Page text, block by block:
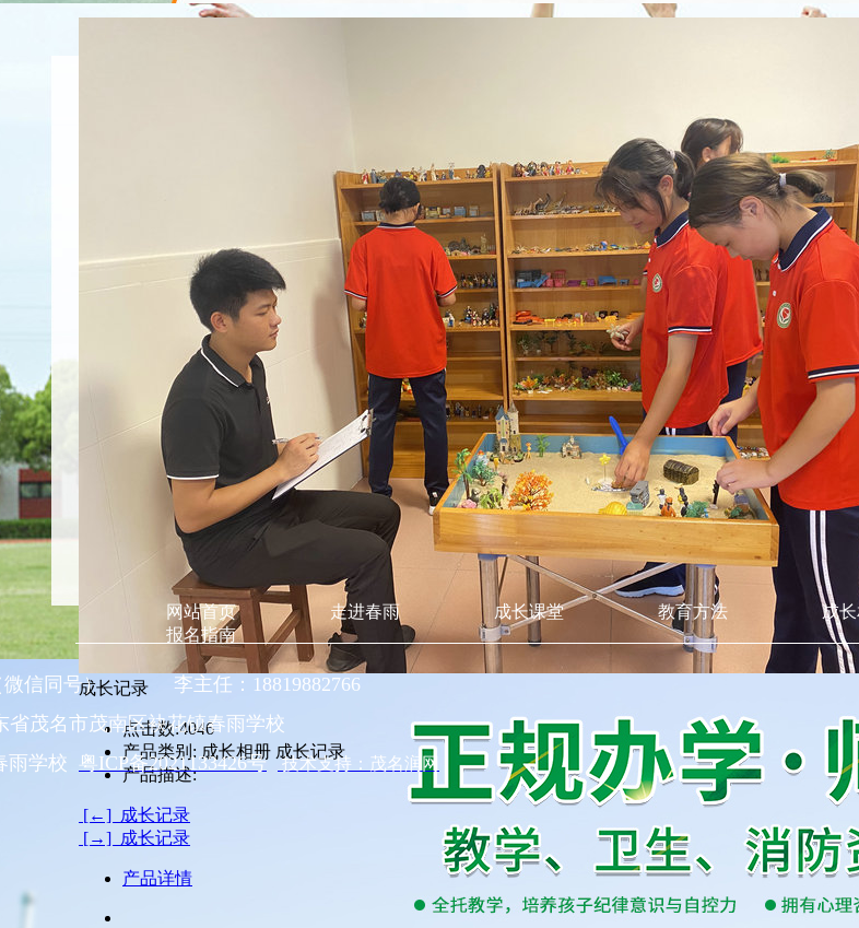
成长记录
点击数:4046
产品类别: 成长相册 成长记录
产品描述:
[←] 成长记录
[→] 成长记录
产品详情
网站首页 走进春雨 成长课堂 教育方法 成
报名指南
（微信同号） 李主任：18819882766
省茂名市茂南区袂花镇春雨学校
雨学校 粤ICP备2021133426号 技术支持：茂名润网